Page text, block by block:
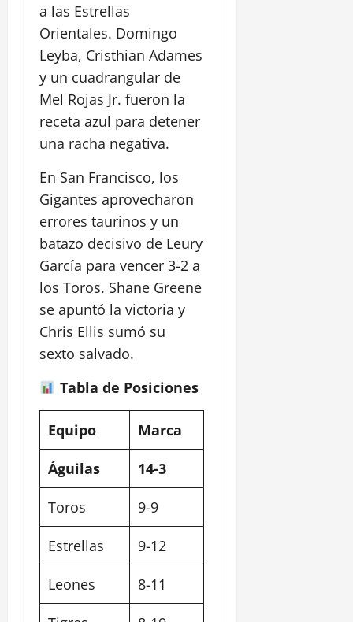
a las Estrellas
Orientales. Domingo
Leyba, Cristhian Adames
y un cuadrangular de
Mel Rojas Jr. fueron la
receta azul para detener
una racha negativa.
En San Francisco, los
Gigantes aprovecharon
errores taurinos y un
batazo decisivo de Leury
García para vencer 3-2 a
los Toros. Shane Greene
se apuntó la victoria y
Chris Ellis sumó su
sexto salvado.
Tabla de Posiciones
Equipo Marca
Águilas 14-3
Toros 9-9
Estrellas 9-12
Leones 8-11